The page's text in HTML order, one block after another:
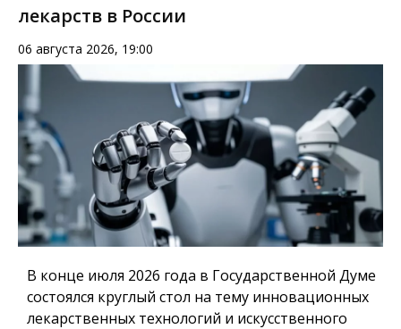
лекарств в России
06 августа 2026, 19:00
В конце июля 2026 года в Государственной Думе
состоялся круглый стол на тему инновационных
лекарственных технологий и искусственного